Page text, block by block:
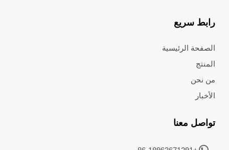
رابط سريع
الصفحة الرئيسية
المنتج
من نحن
الأخبار
تواصل معنا